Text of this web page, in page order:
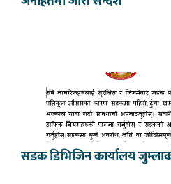
सडक डिभिजिन कार्यालय